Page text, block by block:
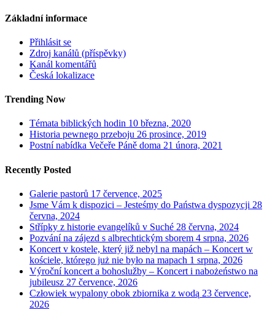
Základní informace
Přihlásit se
Zdroj kanálů (příspěvky)
Kanál komentářů
Česká lokalizace
Trending Now
Témata biblických hodin 10 března, 2020
Historia pewnego przeboju 26 prosince, 2019
Postní nabídka Večeře Páně doma 21 února, 2021
Recently Posted
Galerie pastorů 17 července, 2025
Jsme Vám k dispozici – Jesteśmy do Państwa dyspozycji 28
června, 2024
Střípky z historie evangelíků v Suché 28 června, 2024
Pozvání na zájezd s albrechtickým sborem 4 srpna, 2026
Koncert v kostele, který již nebyl na mapách – Koncert w
kościele, którego już nie było na mapach 1 srpna, 2026
Výroční koncert a bohoslužby – Koncert i nabożeństwo na
jubileusz 27 července, 2026
Człowiek wypalony obok zbiornika z wodą 23 července,
2026